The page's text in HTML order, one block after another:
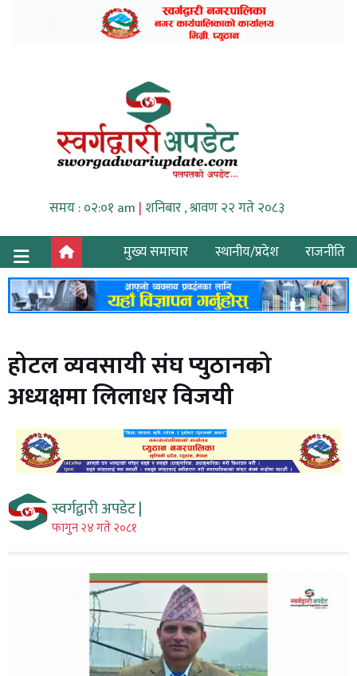
समय : ०२:०१ am | शनिबार , श्रावण २२ गते २०८३
मुख्य समाचार
स्थानीय/प्रदेश राजनीति
होटल व्यवसायी संघ प्युठानको
अध्यक्षमा लिलाधर विजयी
स्वर्गद्वारी अपडेट |
फागुन २४ गते २०८१